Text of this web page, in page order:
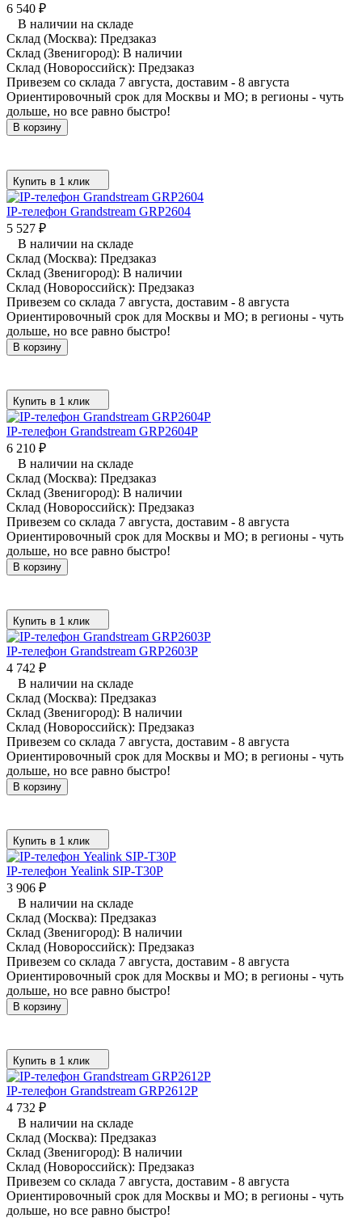
6 540 ₽
В наличии на складе
Склад (Москва): Предзаказ
Склад (Звенигород): В наличии
Склад (Новороссийск): Предзаказ
Привезем со склада 7 августа, доставим - 8 августа
Ориентировочный срок для Москвы и МО; в регионы - чуть
дольше, но все равно быстро!
В корзину
Купить в 1 клик
IP-телефон Grandstream GRP2604
5 527 ₽
В наличии на складе
Склад (Москва): Предзаказ
Склад (Звенигород): В наличии
Склад (Новороссийск): Предзаказ
Привезем со склада 7 августа, доставим - 8 августа
Ориентировочный срок для Москвы и МО; в регионы - чуть
дольше, но все равно быстро!
В корзину
Купить в 1 клик
IP-телефон Grandstream GRP2604P
6 210 ₽
В наличии на складе
Склад (Москва): Предзаказ
Склад (Звенигород): В наличии
Склад (Новороссийск): Предзаказ
Привезем со склада 7 августа, доставим - 8 августа
Ориентировочный срок для Москвы и МО; в регионы - чуть
дольше, но все равно быстро!
В корзину
Купить в 1 клик
IP-телефон Grandstream GRP2603P
4 742 ₽
В наличии на складе
Склад (Москва): Предзаказ
Склад (Звенигород): В наличии
Склад (Новороссийск): Предзаказ
Привезем со склада 7 августа, доставим - 8 августа
Ориентировочный срок для Москвы и МО; в регионы - чуть
дольше, но все равно быстро!
В корзину
Купить в 1 клик
IP-телефон Yealink SIP-T30P
3 906 ₽
В наличии на складе
Склад (Москва): Предзаказ
Склад (Звенигород): В наличии
Склад (Новороссийск): Предзаказ
Привезем со склада 7 августа, доставим - 8 августа
Ориентировочный срок для Москвы и МО; в регионы - чуть
дольше, но все равно быстро!
В корзину
Купить в 1 клик
IP-телефон Grandstream GRP2612P
4 732 ₽
В наличии на складе
Склад (Москва): Предзаказ
Склад (Звенигород): В наличии
Склад (Новороссийск): Предзаказ
Привезем со склада 7 августа, доставим - 8 августа
Ориентировочный срок для Москвы и МО; в регионы - чуть
дольше, но все равно быстро!